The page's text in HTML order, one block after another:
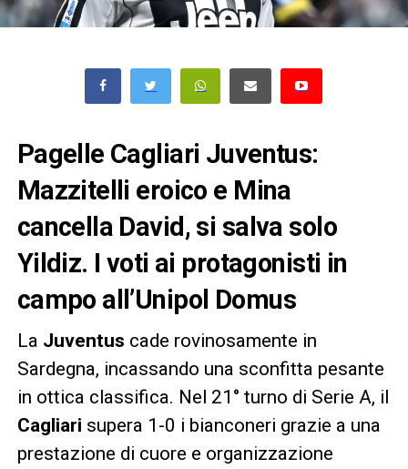
Pagelle Cagliari Juventus:
Mazzitelli eroico e Mina
cancella David, si salva solo
Yildiz. I voti ai protagonisti in
campo all’Unipol Domus
La Juventus cade rovinosamente in
Sardegna, incassando una sconfitta pesante
in ottica classifica. Nel 21° turno di Serie A, il
Cagliari supera 1-0 i bianconeri grazie a una
prestazione di cuore e organizzazione